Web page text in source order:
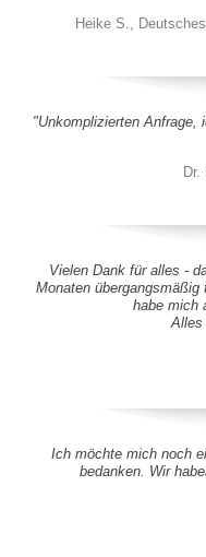
Heike S.,
"Unkomplizierten Anfrage,
Vielen Dank für alles -
Monaten
habe mich
Alles
Ich möchte mich noch
bedanken. Wir